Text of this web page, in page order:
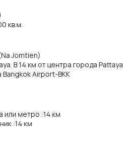
кв.м.
Jomtien)
В 14 км от центра города Pattaya
Bangkok Airport-BKK
или метро :14 км
:14 км